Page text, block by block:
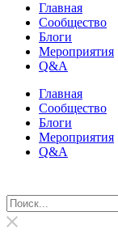
Главная
Сообщество
Блоги
Мероприятия
Q&A
Главная
Сообщество
Блоги
Мероприятия
Q&A